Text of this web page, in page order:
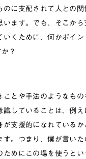
のに支配されて人との
います。でも、そこか
いくために、何かポイ
？
とや手法のようなも
識していることは、例
が支援的になれている
す。つまり、僕が言い
ためにこの場を使うと